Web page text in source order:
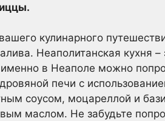
кулинарного
Неаполитанская кухня
в Неаполе можно
печи с
соусом, моцареллой и
маслом. Не забудьте